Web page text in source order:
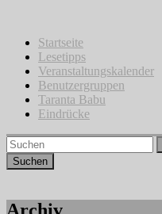
springenStartseite
Lesetipps
Veranstaltungskalender
Benutzergruppen
Taranta Babu
Eindrücke
Archiv